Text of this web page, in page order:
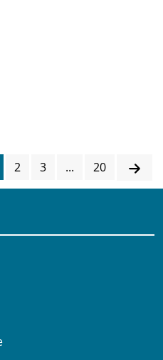
2 3 ... 20